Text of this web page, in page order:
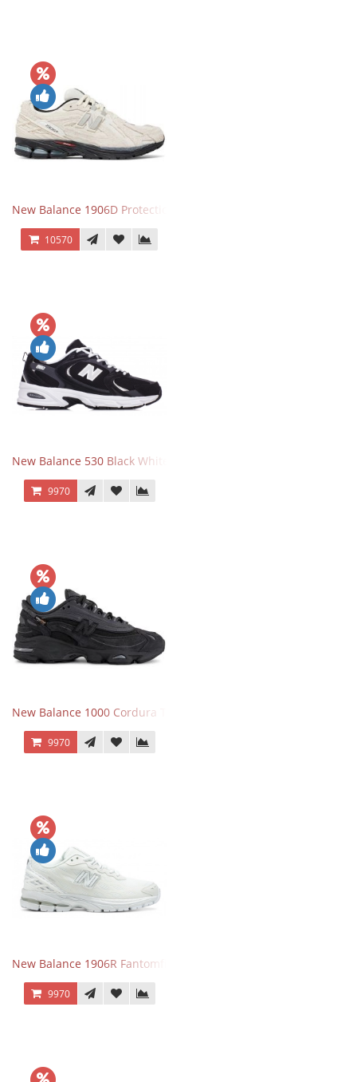
New Balance 1906D Protection Pack Turtledove
10570
New Balance 530 Black White Silver
9970
New Balance 1000 Cordura Trainers Black Cement
9970
New Balance 1906R Fantomfit White
9970